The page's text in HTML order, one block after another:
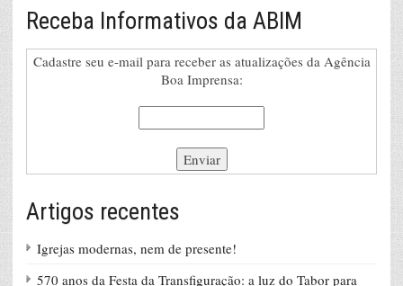
Receba Informativos da ABIM
Cadastre seu e-mail para receber as atualizações da Agência
Boa Imprensa:
Artigos recentes
Igrejas modernas, nem de presente!
570 anos da Festa da Transfiguração: a luz do Tabor para